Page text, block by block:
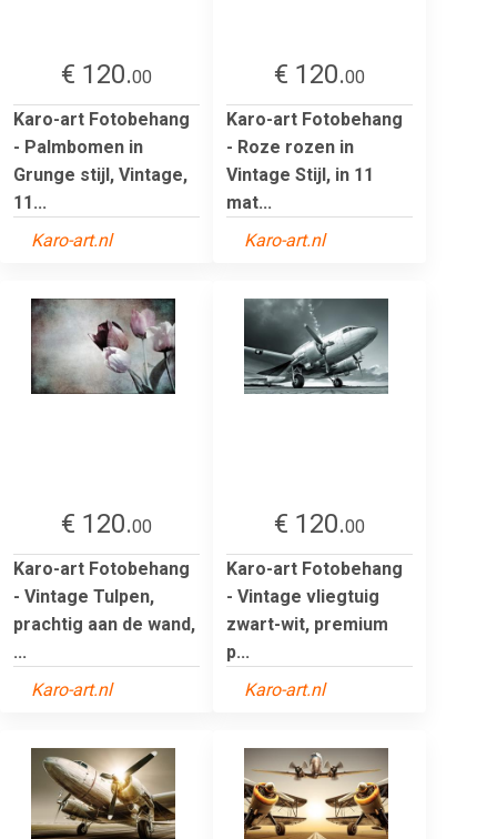
€ 120.00
Karo-art Fotobehang
- Palmbomen in
Grunge stijl, Vintage,
11...
Karo-art.nl
€ 120.00
Karo-art Fotobehang
- Roze rozen in
Vintage Stijl, in 11
mat...
Karo-art.nl
€ 120.00
Karo-art Fotobehang
- Vintage Tulpen,
prachtig aan de wand,
...
Karo-art.nl
€ 120.00
Karo-art Fotobehang
- Vintage vliegtuig
zwart-wit, premium
p...
Karo-art.nl